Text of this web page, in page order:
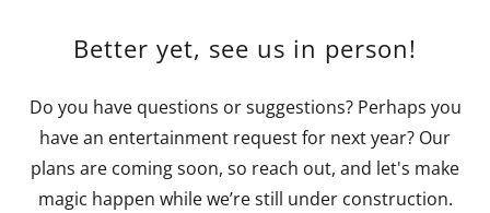
Better yet, see us in person!
Do you have questions or suggestions? Perhaps you
have an entertainment request for next year? Our
plans are coming soon, so reach out, and let's make
magic happen while we’re still under construction.